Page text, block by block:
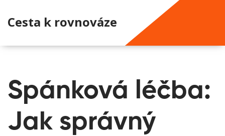
Cesta k rovnováze
Spánková léčba:
Jak správný